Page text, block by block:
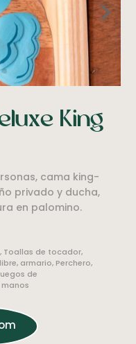
King
cama king-
privado y ducha,
en palomino.
Toallas de tocador,
armario, Perchero,
de